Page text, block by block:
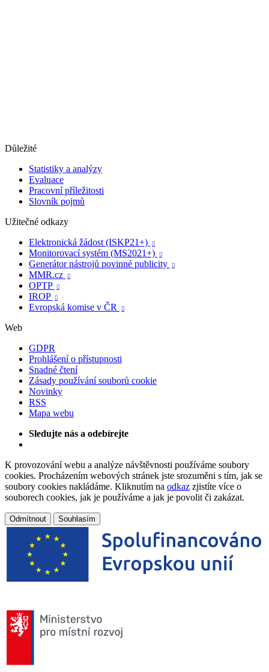
Důležité
Statistiky a analýzy
Evaluace
Pracovní příležitosti
Slovník pojmů
Užitečné odkazy
Elektronická žádost (ISKP21+)

Monitorovací systém (MS2021+) 
Generátor nástrojů povinné publicity 
MMR.cz 
OPTP 
IROP 
Evropská komise v ČR 
Web
GDPR
Prohlášení o přístupnosti
Snadné čtení
Zásady používání souborů cookie
Novinky
RSS
Mapa webu
Sledujte nás a odebírejte
K provozování webu a analýze návštěvnosti používáme soubory
cookies. Procházením webových stránek jste srozuměni s tím, jak se
soubory cookies nakládáme. Kliknutím na odkaz zjistíte více o
souborech cookies, jak je používáme a jak je povolit či zakázat.
Odmítnout Souhlasím